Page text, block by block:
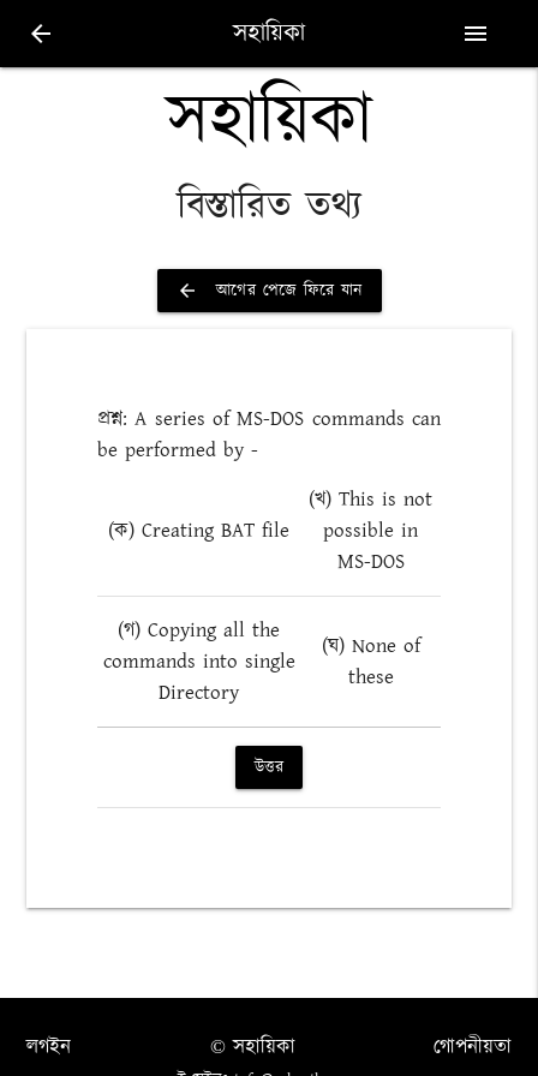
arrow_back সহায়িকা menu
সহায়িকা
বিস্তারিত তথ্য
arrow_back আগের পেজে ফিরে যান
প্রশ্ন: A series of MS-DOS commands can
be performed by -
(ক) Creating BAT file
(খ) This is not
possible in
MS-DOS
(গ) Copying all the
commands into single
Directory
(ঘ) None of
these
উত্তর
লগইন গোপনীয়তা
© সহায়িকা